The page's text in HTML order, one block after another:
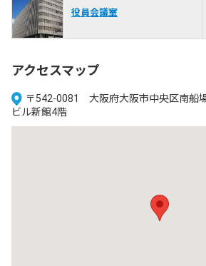
役員会議室
アクセスマップ
〒542-0081 大阪府大阪市中央区南船
ビル新館4階